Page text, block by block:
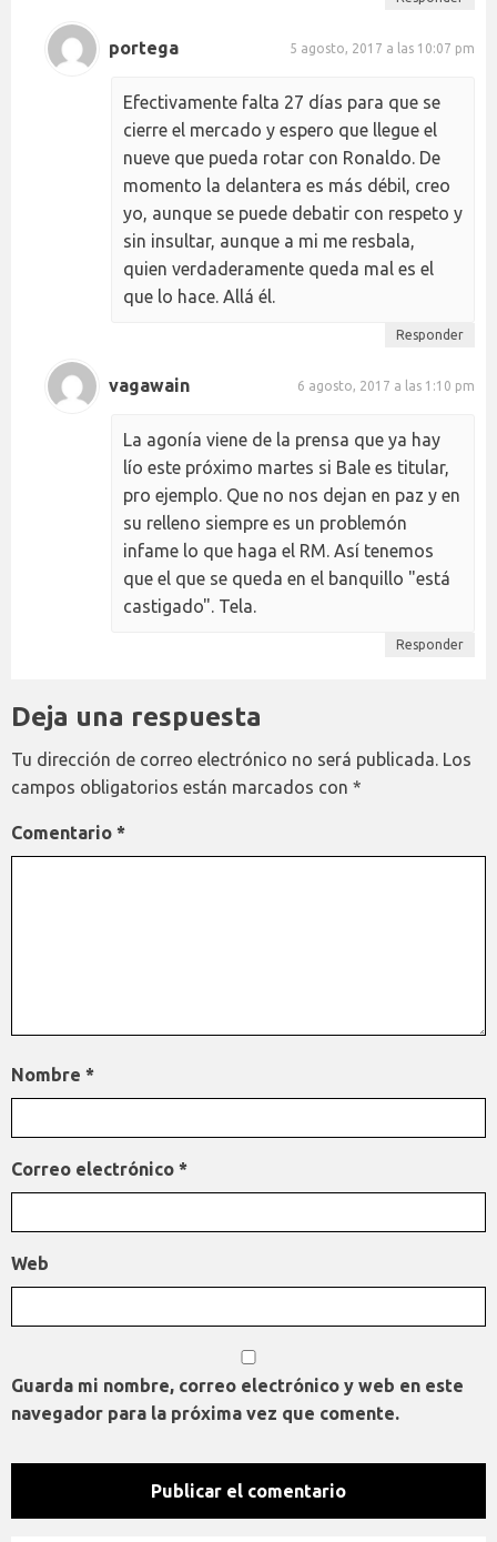
portega 5 agosto, 2017 a las 10:07 pm
Efectivamente falta 27 días para que se
cierre el mercado y espero que llegue el
nueve que pueda rotar con Ronaldo. De
momento la delantera es más débil, creo
yo, aunque se puede debatir con respeto y
sin insultar, aunque a mi me resbala,
quien verdaderamente queda mal es el
que lo hace. Allá él.
Responder
vagawain 6 agosto, 2017 a las 1:10 pm
La agonía viene de la prensa que ya hay
lío este próximo martes si Bale es titular,
pro ejemplo. Que no nos dejan en paz y en
su relleno siempre es un problemón
infame lo que haga el RM. Así tenemos
que el que se queda en el banquillo "está
castigado". Tela.
Responder
Deja una respuesta
Tu dirección de correo electrónico no será publicada. Los
campos obligatorios están marcados con *
Comentario *
Nombre *
Correo electrónico *
Web
Guarda mi nombre, correo electrónico y web en este
navegador para la próxima vez que comente.